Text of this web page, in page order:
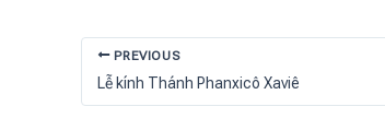
PREVIOUS
Lễ kính Thánh Phanxicô Xaviê